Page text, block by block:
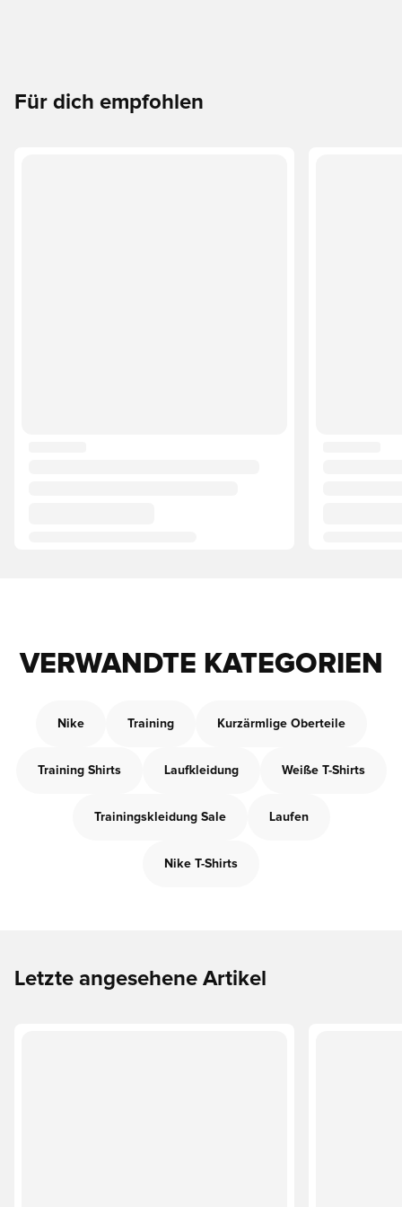
Für dich empfohlen
VERWANDTE KATEGORIEN
Nike Training Kurzärmlige Oberteile
Training Shirts Laufkleidung Weiße T-Shirts
Trainingskleidung Sale Laufen
Nike T-Shirts
Letzte angesehene Artikel